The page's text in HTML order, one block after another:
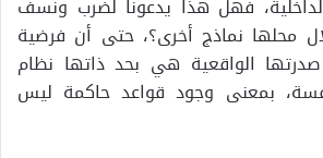
فهل هذا يدعونا لضرب ونسف
محلها نماذج أخرى؟، حتى أن فرضية
الواقعية هي بحد ذاتها نظام
بمعنى وجود قواعد حاكمة ليس